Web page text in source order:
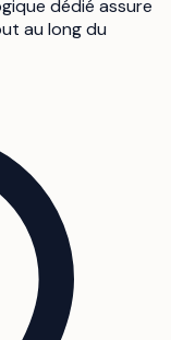
dédié assure
au long du